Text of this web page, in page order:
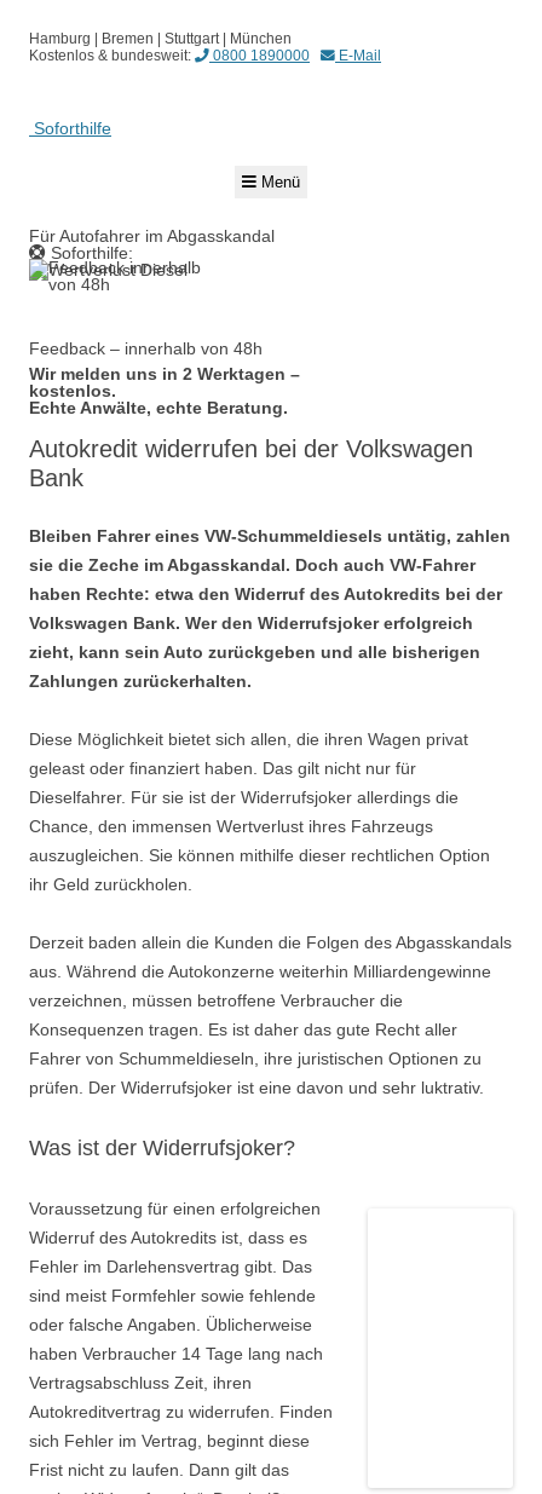
Hamburg | Bremen | Stuttgart | München
Kostenlos & bundesweit:
0800 1890000 E-Mail
Soforthilfe
Menü
Für Autofahrer im Abgasskandal
Soforthilfe:
Feedback – innerhalb von 48h
Wir melden uns in 2 Werktagen –
kostenlos.
Echte Anwälte, echte Beratung.
Autokredit widerrufen bei der Volkswagen
Bank
Bleiben Fahrer eines VW-Schummeldiesels untätig, zahlen
sie die Zeche im Abgasskandal. Doch auch VW-Fahrer
haben Rechte: etwa den Widerruf des Autokredits bei der
Volkswagen Bank. Wer den Widerrufsjoker erfolgreich
zieht, kann sein Auto zurückgeben und alle bisherigen
Zahlungen zurückerhalten.
Diese Möglichkeit bietet sich allen, die ihren Wagen privat
geleast oder finanziert haben. Das gilt nicht nur für
Dieselfahrer. Für sie ist der Widerrufsjoker allerdings die
Chance, den immensen Wertverlust ihres Fahrzeugs
auszugleichen. Sie können mithilfe dieser rechtlichen Option
ihr Geld zurückholen.
Derzeit baden allein die Kunden die Folgen des Abgasskandals
aus. Während die Autokonzerne weiterhin Milliardengewinne
verzeichnen, müssen betroffene Verbraucher die
Konsequenzen tragen. Es ist daher das gute Recht aller
Fahrer von Schummeldieseln, ihre juristischen Optionen zu
prüfen. Der Widerrufsjoker ist eine davon und sehr luktrativ.
Was ist der Widerrufsjoker?
Voraussetzung für einen erfolgreichen
Widerruf des Autokredits ist, dass es
Fehler im Darlehensvertrag gibt. Das
sind meist Formfehler sowie fehlende
oder falsche Angaben. Üblicherweise
haben Verbraucher 14 Tage lang nach
Vertragsabschluss Zeit, ihren
Autokreditvertrag zu widerrufen. Finden
sich Fehler im Vertrag, beginnt diese
Frist nicht zu laufen. Dann gilt das